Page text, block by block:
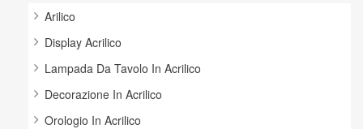
Arilico
Display Acrilico
Lampada Da Tavolo In Acrilico
Decorazione In Acrilico
Orologio In Acrilico